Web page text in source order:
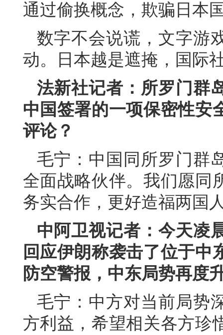
通过偷换概念，欺骗日本
数字不会说谎，文字游
动。日本越是遮掩，国际
法新社记者：所罗门群
中国签署的一项保密性安
评论？
毛宁：中国同所罗门群
全面战略伙伴。我们愿同
务实合作，更好造福两国
中阿卫视记者：今天凌
回应伊朗称袭击了位于中
防空警报，中东局势再度
毛宁：中方对当前局势
方利益，希望相关各方珍